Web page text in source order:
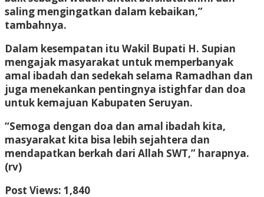
saling mengingatkan dalam kebaikan,”
tambahnya.
Dalam kesempatan itu Wakil Bupati H. Supian
mengajak masyarakat untuk memperbanyak
amal ibadah dan sedekah selama Ramadhan dan
juga menekankan pentingnya istighfar dan doa
untuk kemajuan Kabupaten Seruyan.
“Semoga dengan doa dan amal ibadah kita,
masyarakat kita bisa lebih sejahtera dan
mendapatkan berkah dari Allah SWT,” harapnya.
(rv)
Post Views: 1,840